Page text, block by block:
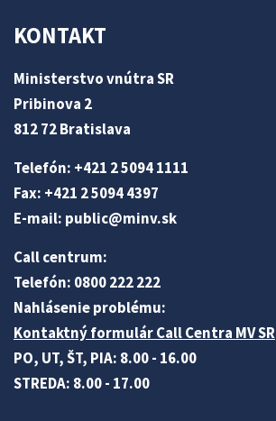
KONTAKT
Ministerstvo vnútra SR
Pribinova 2
812 72 Bratislava
Telefón: +421 2 5094 1111
Fax: +421 2 5094 4397
E-mail: public@minv.sk
Call centrum:
Telefón: 0800 222 222
Nahlásenie problému:
Kontaktný formulár Call Centra MV SR
PO, UT, ŠT, PIA: 8.00 - 16.00
STREDA: 8.00 - 17.00